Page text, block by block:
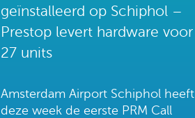
geïnstalleerd op Schiphol –
Prestop levert hardware voor
27 units
Amsterdam Airport Schiphol heeft
deze week de eerste PRM Call